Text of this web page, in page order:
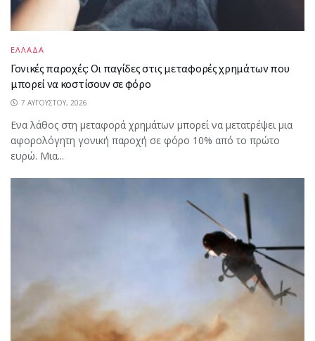
ΕΛΛΑΔΑ
Γονικές παροχές: Οι παγίδες στις μεταφορές χρημάτων που
μπορεί να κοστίσουν σε φόρο
7 ΑΥΓΟΎΣΤΟΥ, 2026
Ενα λάθος στη μεταφορά χρημάτων μπορεί να μετατρέψει μια
αφορολόγητη γονική παροχή σε φόρο 10% από το πρώτο
ευρώ. Μια...